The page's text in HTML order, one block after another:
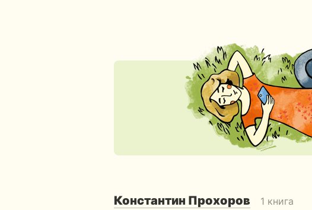
Константин Прохоров 1 книга